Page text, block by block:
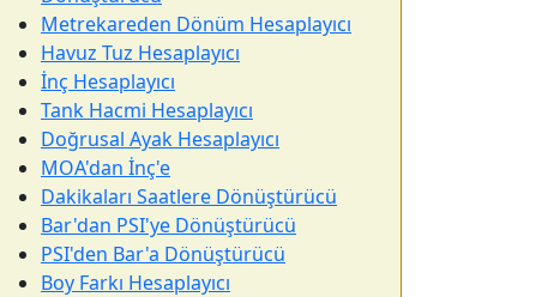
Metrekareden Dönüm Hesaplayıcı
Havuz Tuz Hesaplayıcı
İnç Hesaplayıcı
Tank Hacmi Hesaplayıcı
Doğrusal Ayak Hesaplayıcı
MOA'dan İnç'e
Dakikaları Saatlere Dönüştürücü
Bar'dan PSI'ye Dönüştürücü
PSI'den Bar'a Dönüştürücü
Boy Farkı Hesaplayıcı